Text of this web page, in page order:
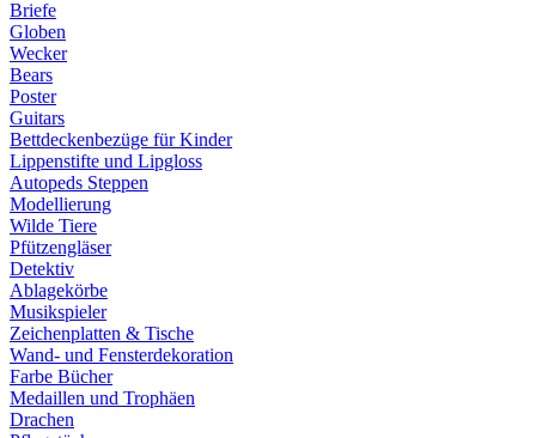
Briefe
Globen
Wecker
Bears
Poster
Guitars
Bettdeckenbezüge für Kinder
Lippenstifte und Lipgloss
Autopeds Steppen
Modellierung
Wilde Tiere
Pfützengläser
Detektiv
Ablagekörbe
Musikspieler
Zeichenplatten & Tische
Wand- und Fensterdekoration
Farbe Bücher
Medaillen und Trophäen
Drachen